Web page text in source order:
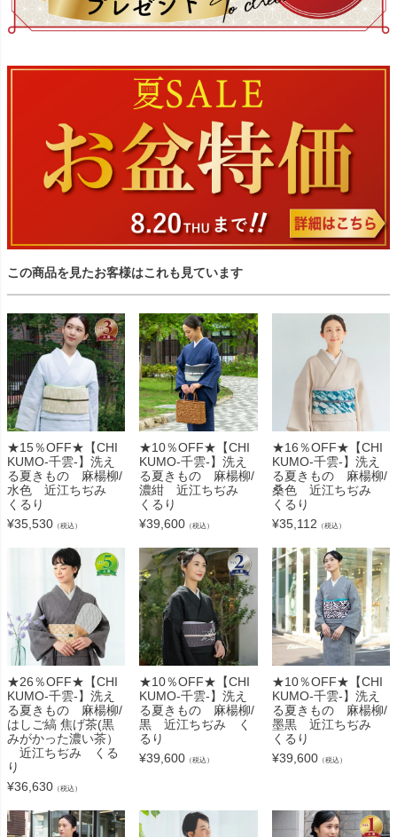
この商品を見たお客様はこれも見ています
★15％OFF★【CHI
KUMO-千雲-】洗え
る夏きもの 麻楊柳/
水色 近江ちぢみ
くるり
¥35,530 （税込）
★10％OFF★【CHI
KUMO-千雲-】洗え
る夏きもの 麻楊柳/
濃紺 近江ちぢみ
くるり
¥39,600 （税込）
★16％OFF★【CHI
KUMO-千雲-】洗え
る夏きもの 麻楊柳/
桑色 近江ちぢみ
くるり
¥35,112 （税込）
★26％OFF★【CHI
KUMO-千雲-】洗え
る夏きもの 麻楊柳/
はしご縞 焦げ茶(黒
みがかった濃い茶）
近江ちぢみ くる
り
¥36,630 （税込）
★10％OFF★【CHI
KUMO-千雲-】洗え
る夏きもの 麻楊柳/
黒 近江ちぢみ く
るり
¥39,600 （税込）
★10％OFF★【CHI
KUMO-千雲-】洗え
る夏きもの 麻楊柳/
墨黒 近江ちぢみ
くるり
¥39,600（税込）